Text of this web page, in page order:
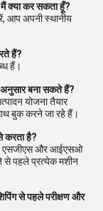
क्या कर सकता हूँ?
आप अपनी स्थानीय
हैं?
हैं।
अनुसार बना सकते हैं?
योजना तैयार
बुक करने जा रहे हैं।
करता है?
एसजीएस और आईएसओ
से पहले प्रत्येक मशीन
से पहले परीक्षण और